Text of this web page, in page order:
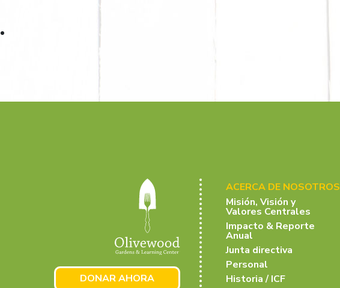
DONAR AHORA
ACERCA DE NOSOTROS
Misión, Visión y
Valores Centrales
Impacto & Reporte
Anual
Junta directiva
Personal
Historia / ICF